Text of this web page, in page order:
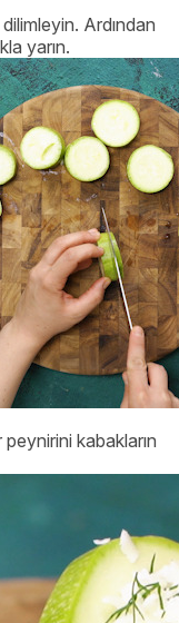
dilimleyin. Ardından
yarın.
peynirini kabakların